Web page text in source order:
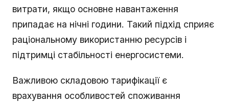
витрати, якщо основне навантаження
припадає на нічні години. Такий підхід сприяє
раціональному використанню ресурсів і
підтримці стабільності енергосистеми.
Важливою складовою тарифікації є
врахування особливостей споживання